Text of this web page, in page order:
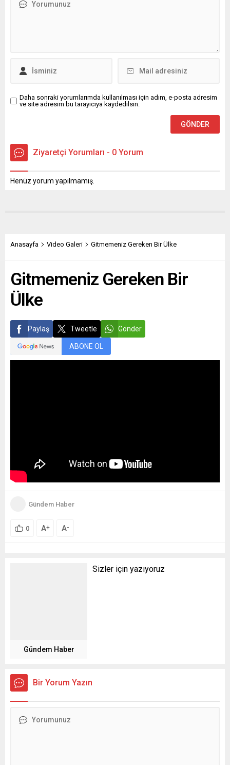
Daha sonraki yorumlarımda kullanılması için adım, e-posta adresim
ve site adresim bu tarayıcıya kaydedilsin.
Ziyaretçi Yorumları - 0 Yorum
Henüz yorum yapılmamış.
Anasayfa Video Galeri Gitmemeniz Gereken Bir Ülke
Gitmemeniz Gereken Bir
Ülke
Paylaş Tweetle Gönder
ABONE OL
Gündem Haber
0 A+ A-
Gündem Haber
Sizler için yazıyoruz
Bir Yorum Yazın